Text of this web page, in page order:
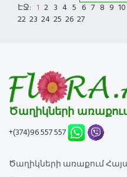
ԷՋ: 1 2 3 4 5 6 7 8 9 10
22 23 24 25 26 27
Ծաղիկների
+(374)96 557 557
Ծաղիկների առաքում